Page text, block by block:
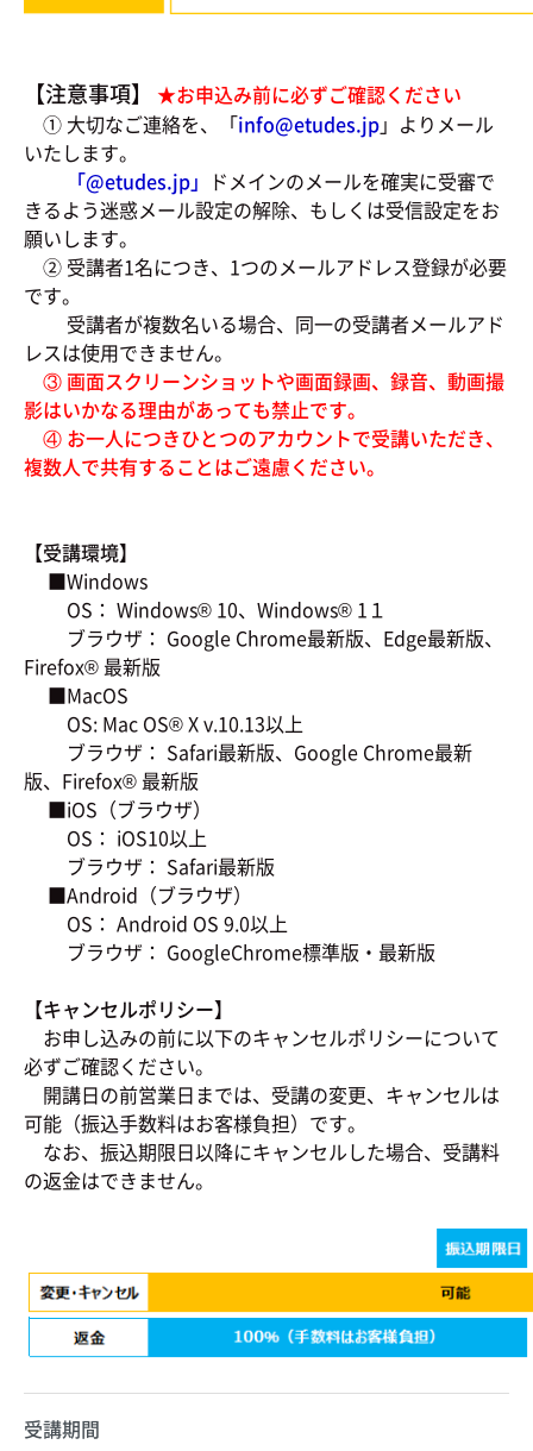
【注意事項】
★お申込み前に必ずご確認ください
① 大切なご連絡を、「info@etudes.jp」よりメール
いたします。
「@etudes.jp」 ドメインのメールを確実に受審で
きるよう迷惑メール設定の解除、もしくは受信設定をお
願いします。
② 受講者1名につき、1つのメールアドレス登録が必要
です。
受講者が複数名いる場合、同一の受講者メールアド
レスは使用できません。
③ 画面スクリーンショットや画面録画、録音、動画撮
影はいかなる理由があっても禁止です。
④ お一人につきひとつのアカウントで受講いただき、
複数人で共有することはご遠慮ください。
【受講環境】
■Windows
OS： Windows® 10、Windows® 1１
ブラウザ： Google Chrome最新版、Edge最新版、
Firefox® 最新版
■MacOS
OS: Mac OS® X v.10.13以上
ブラウザ： Safari最新版、Google Chrome最新
版、Firefox® 最新版
■iOS（ブラウザ）
OS： iOS10以上
ブラウザ： Safari最新版
■Android（ブラウザ）
OS： Android OS 9.0以上
ブラウザ： GoogleChrome標準版・最新版
【キャンセルポリシー】
お申し込みの前に以下のキャンセルポリシーについて
必ずご確認ください。
開講日の前営業日までは、受講の変更、キャンセルは
可能（振込手数料はお客様負担）です。
なお、振込期限日以降にキャンセルした場合、受講料
の返金はできません。
受講期間